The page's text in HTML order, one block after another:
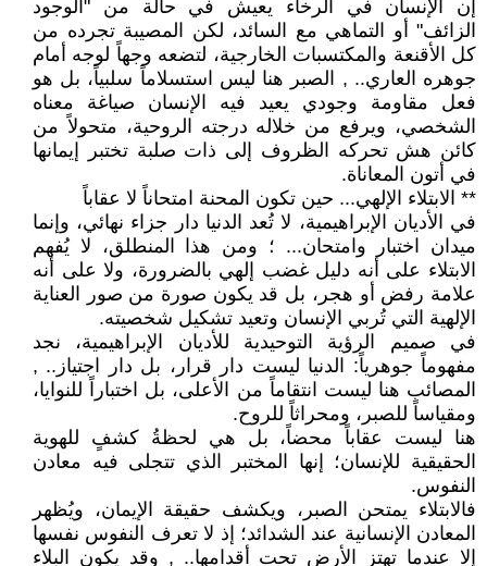
إن الإنسان في الرخاء يعيش في حالة من "الوجود
الزائف" أو التماهي مع السائد، لكن المصيبة تجرده من
كل الأقنعة والمكتسبات الخارجية، لتضعه وجهاً لوجه أمام
جوهره العاري.. , الصبر هنا ليس استسلاماً سلبياً، بل هو
فعل مقاومة وجودي يعيد فيه الإنسان صياغة معناه
الشخصي، ويرفع من خلاله درجته الروحية، متحولاً من
كائن هش تحركه الظروف إلى ذات صلبة تختبر إيمانها
في أتون المعاناة.
** الابتلاء الإلهي... حين تكون المحنة امتحاناً لا عقاباً
في الأديان الإبراهيمية، لا تُعد الدنيا دار جزاء نهائي، وإنما
ميدان اختبار وامتحان... ؛ ومن هذا المنطلق، لا يُفهم
الابتلاء على أنه دليل غضب إلهي بالضرورة، ولا على أنه
علامة رفض أو هجر، بل قد يكون صورة من صور العناية
الإلهية التي تُربي الإنسان وتعيد تشكيل شخصيته.
في صميم الرؤية التوحيدية للأديان الإبراهيمية، نجد
مفهوماً جوهرياً: الدنيا ليست دار قرار، بل دار اجتياز.. ,
المصائب هنا ليست انتقاماً من الأعلى، بل اختباراً للنوايا،
ومقياساً للصبر، ومحراثاً للروح.
هنا ليست عقاباً محضاً، بل هي لحظةُ كشفٍ للهوية
الحقيقية للإنسان؛ إنها المختبر الذي تتجلى فيه معادن
النفوس.
فالابتلاء يمتحن الصبر، ويكشف حقيقة الإيمان، ويُظهر
المعادن الإنسانية عند الشدائد؛ إذ لا تعرف النفوس نفسها
إلا عندما تهتز الأرض تحت أقدامها.. , وقد يكون البلاء